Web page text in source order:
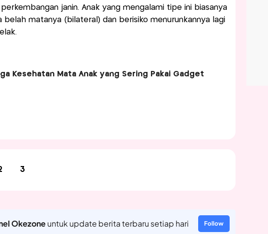
janin. Anak yang mengalami tipe ini biasanya
belah matanya (bilateral) dan berisiko menurunkannya lagi
Kesehatan Mata Anak yang Sering Pakai Gadget
3
Okezoneuntuk update berita terbaru setiap hari Follow